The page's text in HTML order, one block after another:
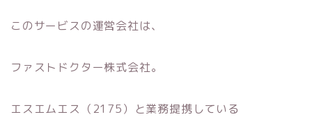
このサービスの運営会社は、
ファストドクター株式会社。
エスエムエス（2175）と業務提携している